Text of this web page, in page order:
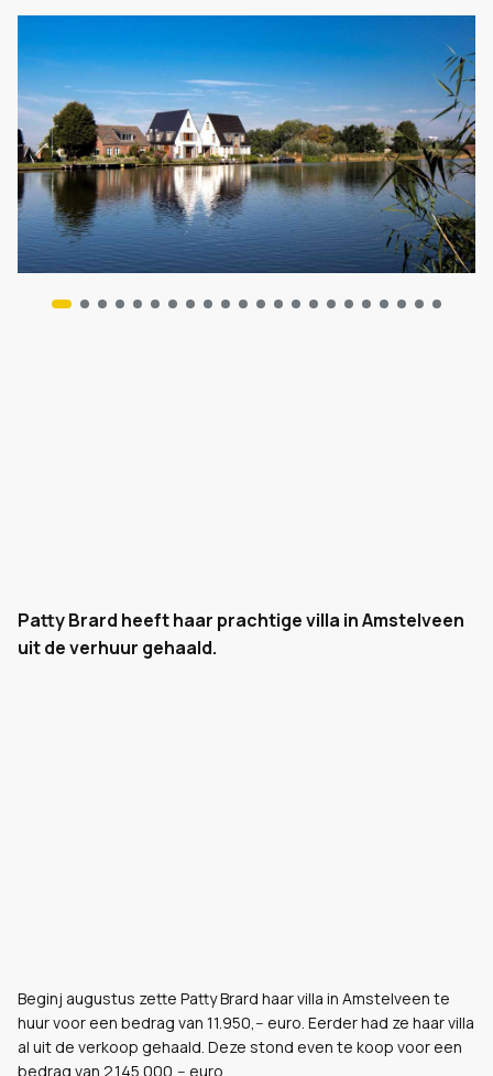
Patty Brard heeft haar prachtige villa in Amstelveen
uit de verhuur gehaald.
Beginj augustus zette Patty Brard haar villa in Amstelveen te
huur voor een bedrag van 11.950,-- euro. Eerder had ze haar villa
al uit de verkoop gehaald. Deze stond even te koop voor een
bedrag van 2.145.000,-- euro.